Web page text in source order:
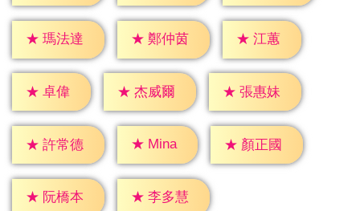
★ 瑪法達 ★ 鄭仲茵 ★ 江蕙
★ 卓偉 ★ 杰威爾 ★ 張惠妹
★ 許常德 ★ Mina ★ 顏正國
★ 阮橋本 ★ 李多慧